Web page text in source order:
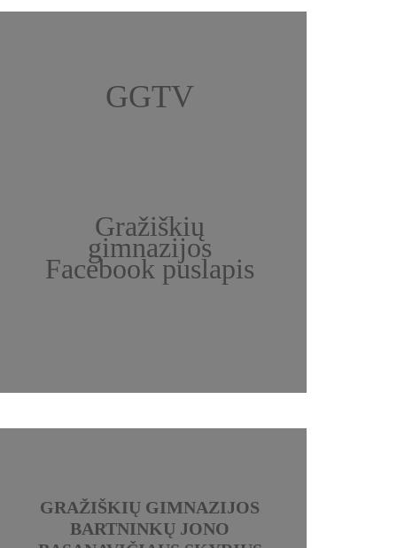
GGTV
Gražiškių
gimnazijos
Facebook puslapis
GRAŽIŠKIŲ GIMNAZIJOS
BARTNINKŲ JONO